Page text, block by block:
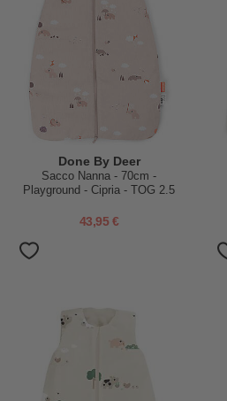
Done By Deer
Sacco Nanna - 70cm -
Playground - Cipria - TOG 2.5
43,95 €